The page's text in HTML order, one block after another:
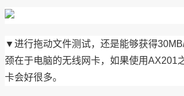
▼进行拖动文件测试，还是能够获得
颈在于电脑的无线网卡，如果使用AX201
卡会好很多。